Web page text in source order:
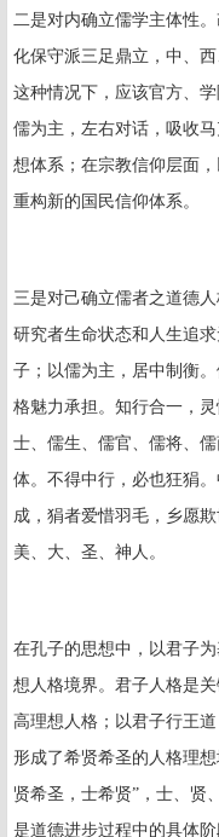
二是对内确立儒学主体性
化保守派三足鼎立，中、
这种情况下，应该官方、
儒为主，左右对话，吸收
想体系；在宗教信仰层面
重构新的国民信仰体系。
三是对己确立儒者之道德
研究者生命状态和人生追
子；以儒为主，居中制衡
格魅力承担。知行合一，
士、儒生、儒官、儒将、
体。不得中行，必也狂狷
成，狷者爱惜羽毛，乡愿
美、大、圣、神人。
在孔子的思想中，以君子
想人格境界。君子人格是
高理想人格；以君子行王
形成了希贤希圣的人格理
贤希圣，士希贤”，士、贤
是道德进步过程中的具体